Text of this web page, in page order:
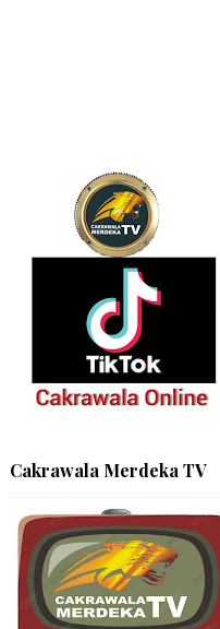
Cakrawala Merdeka TV